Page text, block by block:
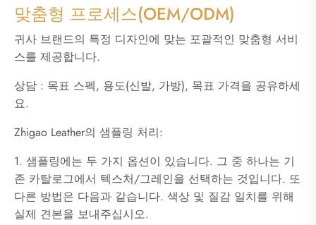
맞춤형 프로세스(OEM/ODM)
귀사 브랜드의 특정 디자인에 맞는 포괄적인 맞춤형 서비
스를 제공합니다.
상담 : 목표 스펙, 용도(신발, 가방), 목표 가격을 공유하세
요.
Zhigao Leather의 샘플링 처리:
1. 샘플링에는 두 가지 옵션이 있습니다. 그 중 하나는 기
존 카탈로그에서 텍스처/그레인을 선택하는 것입니다. 또
다른 방법은 다음과 같습니다. 색상 및 질감 일치를 위해
실제 견본을 보내주십시오.